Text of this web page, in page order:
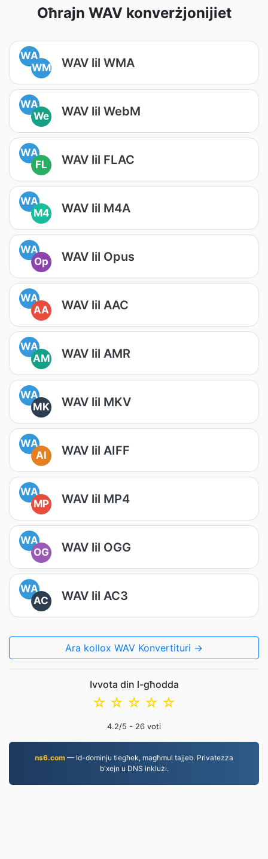
Oħrajn WAV konverżjonijiet
WA
WM
WAV lil WMA
WA
We
WAV lil WebM
WA
FL
WAV lil FLAC
WA
M4
WAV lil M4A
WA
Op
WAV lil Opus
WA
AA
WAV lil AAC
WA
AM
WAV lil AMR
WA
MK
WAV lil MKV
WA
AI
WAV lil AIFF
WA
MP
WAV lil MP4
WA
OG
WAV lil OGG
WA
AC
WAV lil AC3
Ara kollox WAV Konvertituri →
Ivvota din l-għodda
☆
☆
☆
☆
☆
4.2/5 - 26 voti
ns6.com — Id-dominju tiegħek, magħmul tajjeb. Privatezza
b'xejn u DNS inklużi.